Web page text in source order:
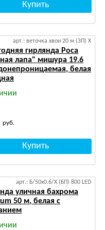
арт.: веточка хвои 20 м (ЗП) Х
гирлянда Роса
лапа" мишура 19.6
белая
руб.
арт.: Б/50х0.6/Х (БП) 800 LED
уличная бахрома
50 м, белая с